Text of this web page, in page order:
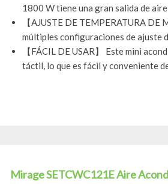
1800 W tiene una gran salida de
【AJUSTE DE TEMPERATURA
múltiples configuraciones de ajuste
【FÁCIL DE USAR】 Este mini
táctil, lo que es fácil y conveniente
Mirage SETCWC121E Aire